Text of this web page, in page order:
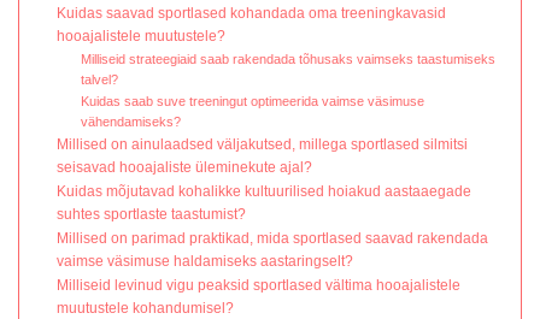
Kuidas saavad sportlased kohandada oma treeningkavasid
hooajalistele muutustele?
Milliseid strateegiaid saab rakendada tõhusaks vaimseks taastumiseks
talvel?
Kuidas saab suve treeningut optimeerida vaimse väsimuse
vähendamiseks?
Millised on ainulaadsed väljakutsed, millega sportlased silmitsi
seisavad hooajaliste üleminekute ajal?
Kuidas mõjutavad kohalikke kultuurilised hoiakud aastaaegade
suhtes sportlaste taastumist?
Millised on parimad praktikad, mida sportlased saavad rakendada
vaimse väsimuse haldamiseks aastaringselt?
Milliseid levinud vigu peaksid sportlased vältima hooajalistele
muutustele kohandumisel?